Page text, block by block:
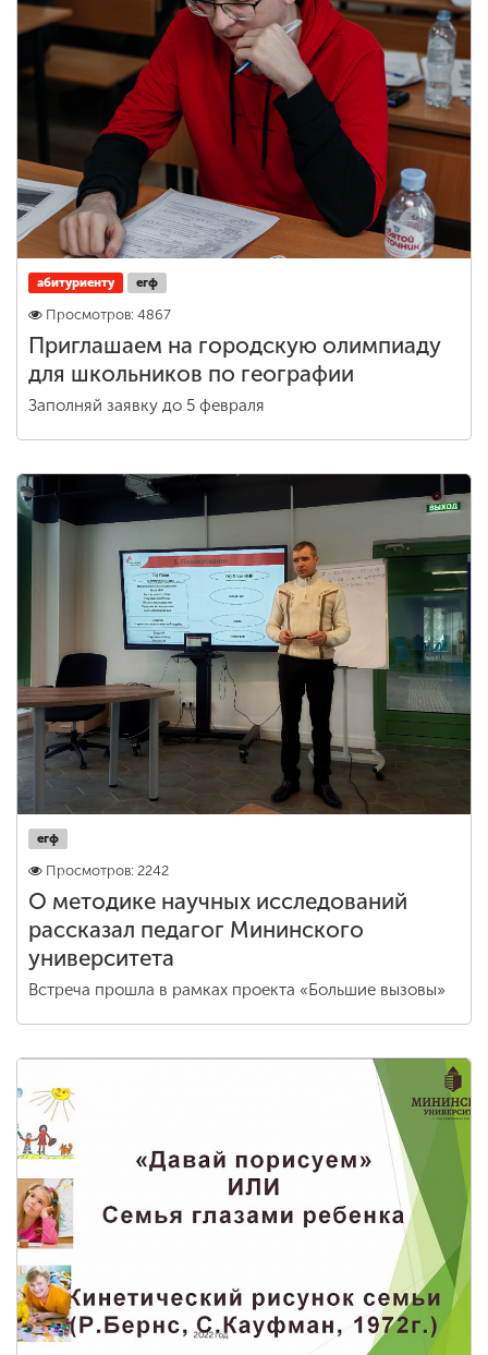
абитуриенту егф
Просмотров: 4867
Приглашаем на городскую олимпиаду
для школьников по географии
Заполняй заявку до 5 февраля
егф
Просмотров: 2242
О методике научных исследований
рассказал педагог Мининского
университета
Встреча прошла в рамках проекта «Большие вызовы»